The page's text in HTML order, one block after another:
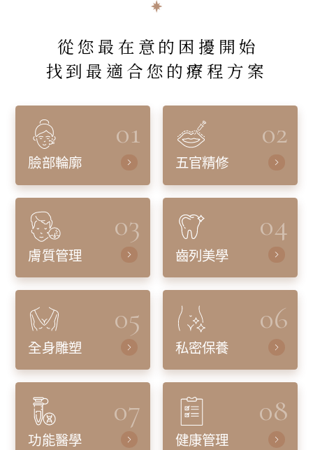
從您最在意的困擾開始
找到最適合您的療程方案
01
臉部輪廓
02
五官精修
03
膚質管理
04
齒列美學
05
全身雕塑
06
私密保養
07
功能醫學
08
健康管理